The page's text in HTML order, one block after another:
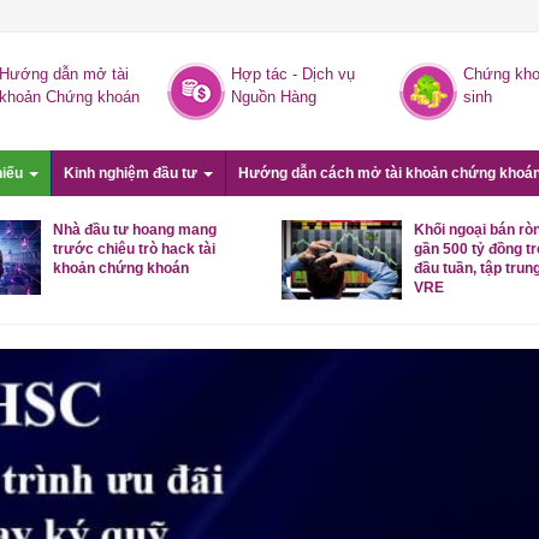
Hướng dẫn mở tài
khoản Chứng khoán
Hợp tác - Dịch vụ
Nguồn Hàng
Chứng
sinh
Kinh nghiệm đầu tư Hướng dẫn cách mở tài khoản chứng
Nhà đầu tư hoang mang
trước chiêu trò hack tài
khoản chứng khoán
Khối ngoại bán
gần 500 tỷ đồng
đầu tuần, tập
VRE